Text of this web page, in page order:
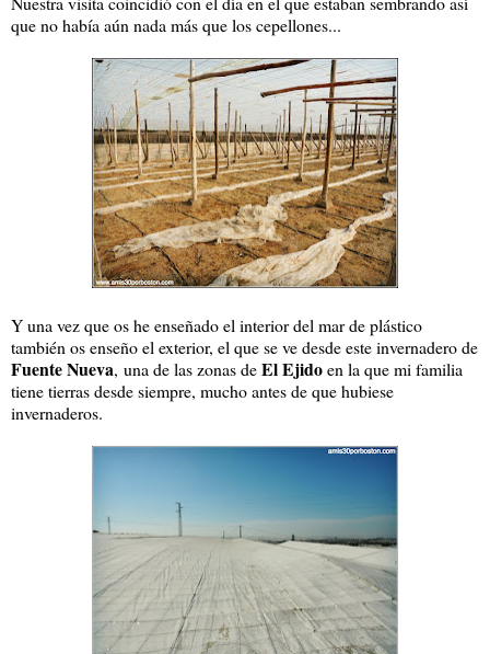
que no había aún nada más que los cepellones...
Y una vez que os he enseñado el interior del mar de plástico
también os enseño el exterior, el que se ve desde este invernadero de
Fuente Nueva, una de las zonas deEl Ejidoen la que mi familia
tiene tierras desde siempre, mucho antes de que hubiese
invernaderos.